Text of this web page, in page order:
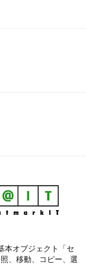
本オブジェクト「セ
、移動、コピー、選